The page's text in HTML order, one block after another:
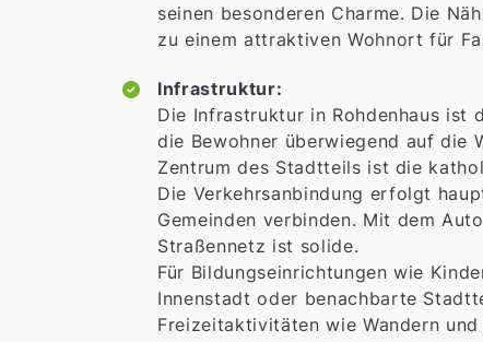
seinen besonderen Charme. Die
zu einem attraktiven Wohnort für
Infrastruktur:
Die Infrastruktur in Rohdenhaus ist
die Bewohner überwiegend auf die
Zentrum des Stadtteils ist die
Die Verkehrsanbindung erfolgt
Gemeinden verbinden. Mit dem
Straßennetz ist solide.
Für Bildungseinrichtungen wie
Innenstadt oder benachbarte
Freizeitaktivitäten wie Wandern